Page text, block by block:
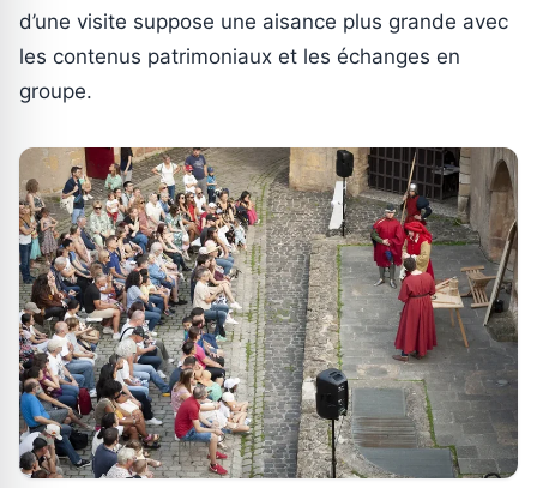
d’une visite suppose une aisance plus grande avec
les contenus patrimoniaux et les échanges en
groupe.